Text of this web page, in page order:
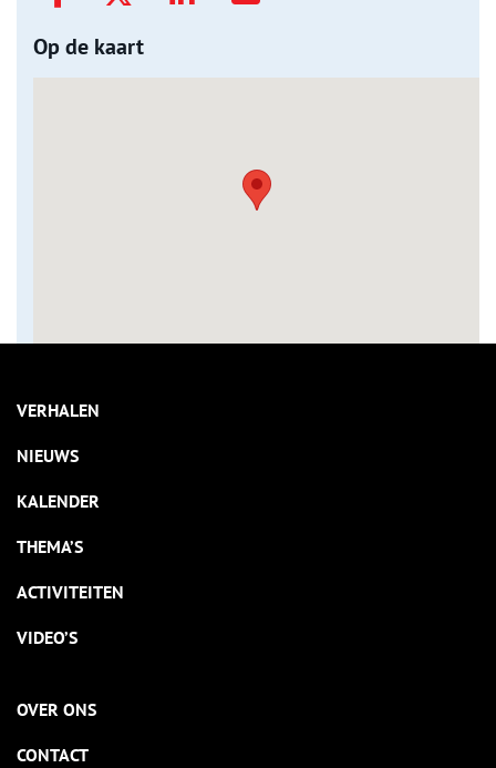
Op de kaart
VERHALEN
NIEUWS
KALENDER
THEMA’S
ACTIVITEITEN
VIDEO’S
OVER ONS
CONTACT